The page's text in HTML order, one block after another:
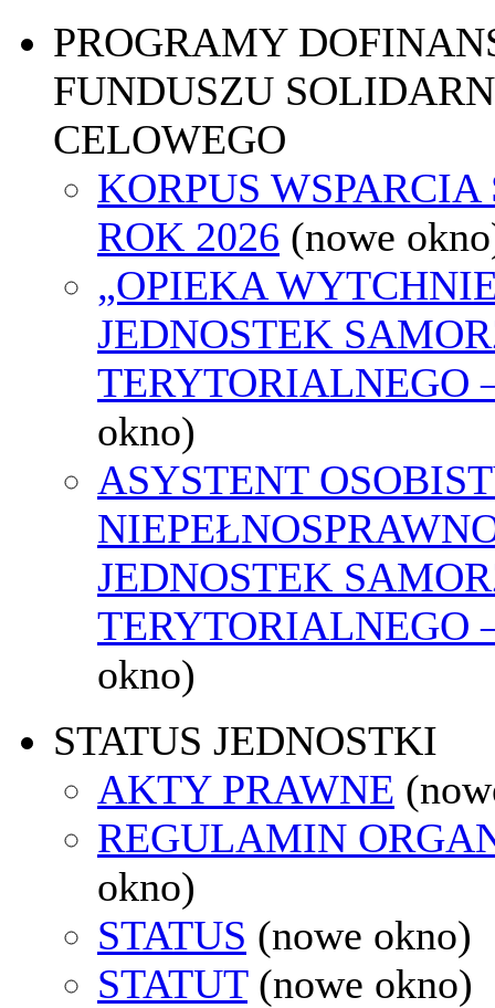
PROGRAMY
FUNDUSZU
CELOWEGO
KORPUS
ROK 2026 (nowe
„OPIEKA
JEDNOSTEK
TERYTORIALNEGO
okno)
ASYSTENT
JEDNOSTEK
TERYTORIALNEGO
okno)
STATUS JEDNOSTKI
AKTY PRAWNE
REGULAMIN
okno)
STATUS (nowe okno)
STATUT (nowe okno)